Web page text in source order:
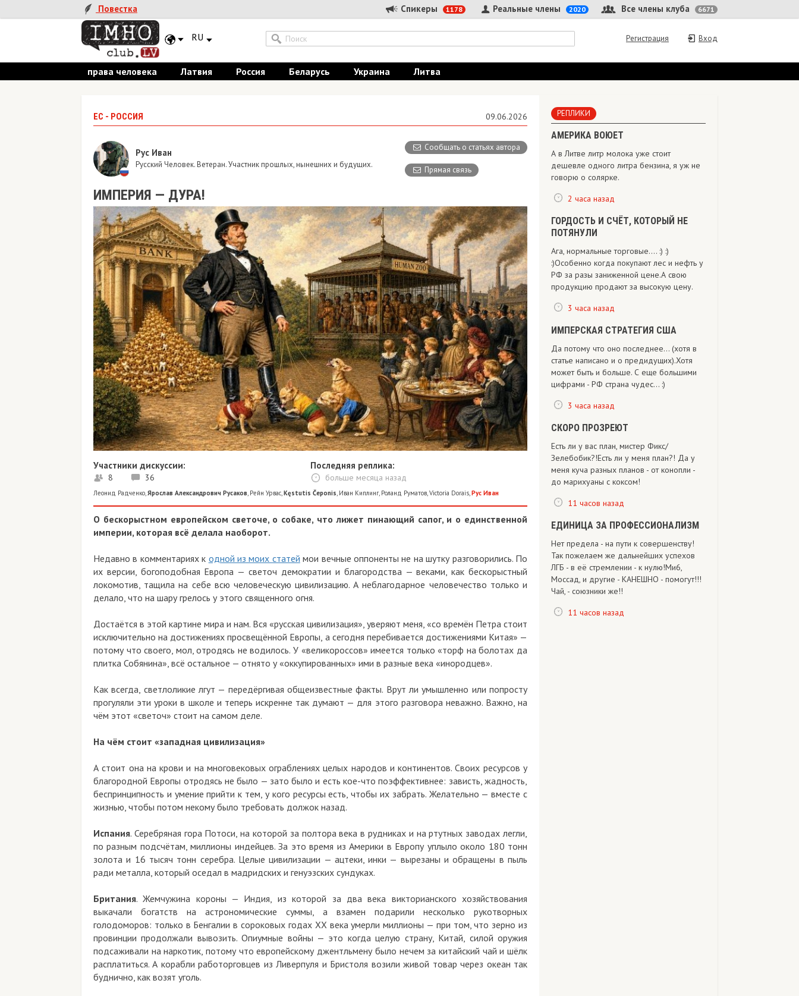
Повестка Спикеры 1178 Все члены клуба 6671
Реальные члены 2020
RU Вход
Регистрация
права человека Латвия Россия Беларусь Украина Литва
ЕС - РОССИЯ 09.06.2026
Сообщать о статьях автора
Прямая связь
Рус Иван
Русский Человек. Ветеран. Участник прошлых, нынешних и будущих.
ИМПЕРИЯ — ДУРА!
Участники дискуссии:
8 36
Последняя реплика:
больше месяца назад
Леонид Радченко,Ярослав Александрович Русаков, Рейн Урвас,Kęstutis Čeponis, Иван Киплинг, Роланд Руматов,Victoria Dorais,Рус Иван
О бескорыстном европейском светоче, о собаке, что лижет пинающий сапог, и о единственной
империи, которая всё делала наоборот.
Недавно в комментариях к одной из моих статей мои вечные оппоненты не на шутку разговорились. По
их версии, богоподобная Европа — светоч демократии и благородства — веками, как бескорыстный
локомотив, тащила на себе всю человеческую цивилизацию. А неблагодарное человечество только и
делало, что на шару грелось у этого священного огня.
Достаётся в этой картине мира и нам. Вся «русская цивилизация», уверяют меня, «со времён Петра стоит
исключительно на достижениях просвещённой Европы, а сегодня перебивается достижениями Китая» —
потому что своего, мол, отродясь не водилось. У «великороссов» имеется только «торф на болотах да
плитка Собянина», всё остальное — отнято у «оккупированных» ими в разные века «инородцев».
Как всегда, светлоликие лгут — передёргивая общеизвестные факты. Врут ли умышленно или попросту
прогуляли эти уроки в школе и теперь искренне так думают — для этого разговора неважно. Важно, на
чём этот «светоч» стоит на самом деле.
На чём стоит «западная цивилизация»
А стоит она на крови и на многовековых ограблениях целых народов и континентов. Своих ресурсов у
благородной Европы отродясь не было — зато было и есть кое-что поэффективнее: зависть, жадность,
беспринципность и умение прийти к тем, у кого ресурсы есть, чтобы их забрать. Желательно — вместе с
жизнью, чтобы потом некому было требовать должок назад.
Испания. Серебряная гора Потоси, на которой за полтора века в рудниках и на ртутных заводах легли,
по разным подсчётам, миллионы индейцев. За это время из Америки в Европу уплыло около 180 тонн
золота и 16 тысяч тонн серебра. Целые цивилизации — ацтеки, инки — вырезаны и обращены в пыль
ради металла, который оседал в мадридских и генуэзских сундуках.
Британия. Жемчужина короны — Индия, из которой за два века викторианского хозяйствования
выкачали богатств на астрономические суммы, а взамен подарили несколько рукотворных
голодоморов: только в Бенгалии в сороковых годах XX века умерли миллионы — при том, что зерно из
провинции продолжали вывозить. Опиумные войны — это когда целую страну, Китай, силой оружия
подсаживали на наркотик, потому что европейскому джентльмену было нечем за китайский чай и шёлк
расплатиться. А корабли работорговцев из Ливерпуля и Бристоля возили живой товар через океан так
буднично, как возят уголь.
РЕПЛИКИ
АМЕРИКА ВОЮЕТ
А в Литве литр молока уже стоит
дешевле одного литра бензина, я уж не
говорю о солярке.
2 часа назад
ГОРДОСТЬ И СЧЁТ, КОТОРЫЙ НЕ
ПОТЯНУЛИ
Ага, нормальные торговые.... :) :)
:)Особенно когда покупают лес и нефть у
РФ за разы заниженной цене.А свою
продукцию продают за высокую цену.
3 часа назад
ИМПЕРСКАЯ СТРАТЕГИЯ США
Да потому что оно последнее... (хотя в
статье написано и о предидущих).Хотя
может быть и больше. С еще большими
цифрами - РФ страна чудес... :)
3 часа назад
СКОРО ПРОЗРЕЮТ
Есть ли у вас план, мистер Фикс/
Зелебобик?!Есть ли у меня план?! Да у
меня куча разных планов - от конопли -
до марихуаны с коксом!
11 часов назад
ЕДИНИЦА ЗА ПРОФЕССИОНАЛИЗМ
Нет предела - на пути к совершенству!
Так пожелаем же дальнейших успехов
ЛГБ - в её стремлении - к нулю!Ми6,
Моссад, и другие - КАНЕШНО - помогут!!!
Чай, - союзники же!!
11 часов назад